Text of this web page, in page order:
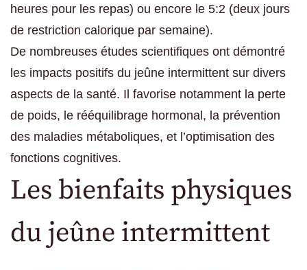
heures pour les repas) ou encore le 5:2 (deux jours
de restriction calorique par semaine).
De nombreuses études scientifiques ont démontré
les impacts positifs du jeûne intermittent sur divers
aspects de la santé. Il favorise notamment la perte
de poids, le rééquilibrage hormonal, la prévention
des maladies métaboliques, et l’optimisation des
fonctions cognitives.
Les bienfaits physiques
du jeûne intermittent